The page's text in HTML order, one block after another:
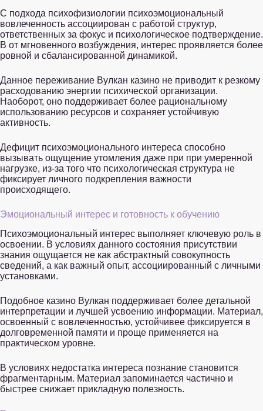
С подхода психофизиологии психоэмоциональный
вовлеченность ассоциирован с работой структур,
ответственных за фокус и психологическое подтверждение.
В от мгновенного возбуждения, интерес проявляется более
ровной и сбалансированной динамикой.
Данное переживание Вулкан казино не приводит к резкому
расходованию энергии психической организации.
Наоборот, оно поддерживает более рациональному
использованию ресурсов и сохраняет устойчивую
активность.
Дефицит психоэмоционального интереса способно
вызывать ощущение утомления даже при при умеренной
нагрузке, из-за того что психологическая структура не
фиксирует личного подкрепления важности
происходящего.
Эмоциональный интерес и готовность к обучению
Психоэмоциональный интерес выполняет ключевую роль в
освоении. В условиях данного состояния присутствии
знания ощущается не как абстрактный совокупность
сведений, а как важный опыт, ассоциированный с личными
установками.
Подобное казино Вулкан поддерживает более детальной
интерпретации и лучшей усвоению информации. Материал,
освоенный с вовлеченностью, устойчивее фиксируется в
долговременной памяти и проще применяется на
практическом уровне.
В условиях недостатка интереса познание становится
фрагментарным. Материал запоминается частично и
быстрее снижает прикладную полезность.